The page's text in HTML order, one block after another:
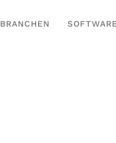
BRANCHEN SOFTWARE